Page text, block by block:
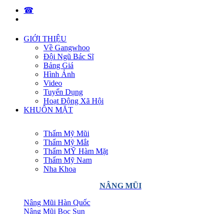
☎︎
GIỚI THIỆU
Về Gangwhoo
Đội Ngũ Bác Sĩ
Bảng Giá
Hình Ảnh
Video
Tuyển Dụng
Hoạt Động Xã Hội
KHUÔN MẶT
Thẩm Mỹ Mũi
Thẩm Mỹ Mắt
Thẩm MỸ Hàm Mặt
Thẩm Mỹ Nam
Nha Khoa
NÂNG MŨI
Nâng Mũi Hàn Quốc
Nâng Mũi Bọc Sụn